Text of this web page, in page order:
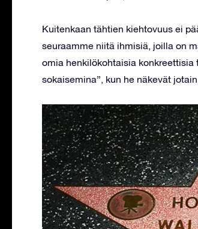
Kuitenkaan tähtien kiehtovuus ei
seuraamme niitä ihmisiä, joilla on
omia henkilökohtaisia konkreettisia
sokaisemina”, kun he näkevät